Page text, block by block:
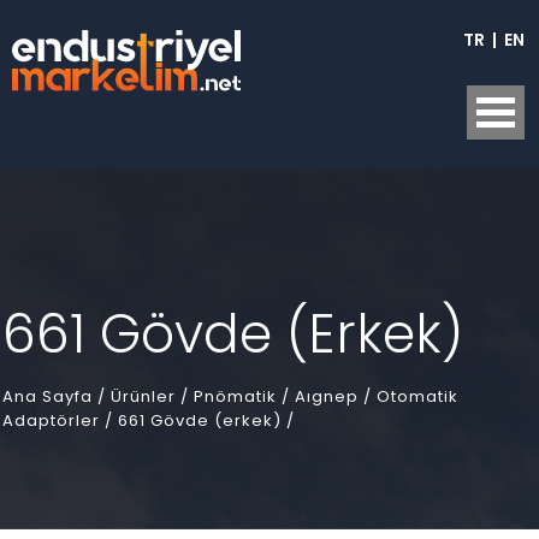
TR | EN
661 Gövde (Erkek)
Ana Sayfa / Ürünler / Pnömatik / Aıgnep / Otomatik
Adaptörler / 661 Gövde (erkek) /